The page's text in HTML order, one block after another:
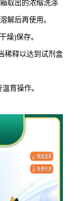
取出的浓缩洗涤
溶解后再使用。
燥)保存。
稀释以达到试剂盒
育操作。